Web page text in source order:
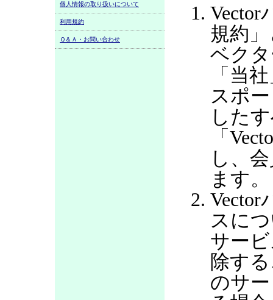
個人情報の取り扱いについて
利用規約
Ｑ＆Ａ・お問い合わせ
Vector
規約
ベク
「当
スポ
した
「
し、
ます。
Vector
スに
サー
除す
のサ